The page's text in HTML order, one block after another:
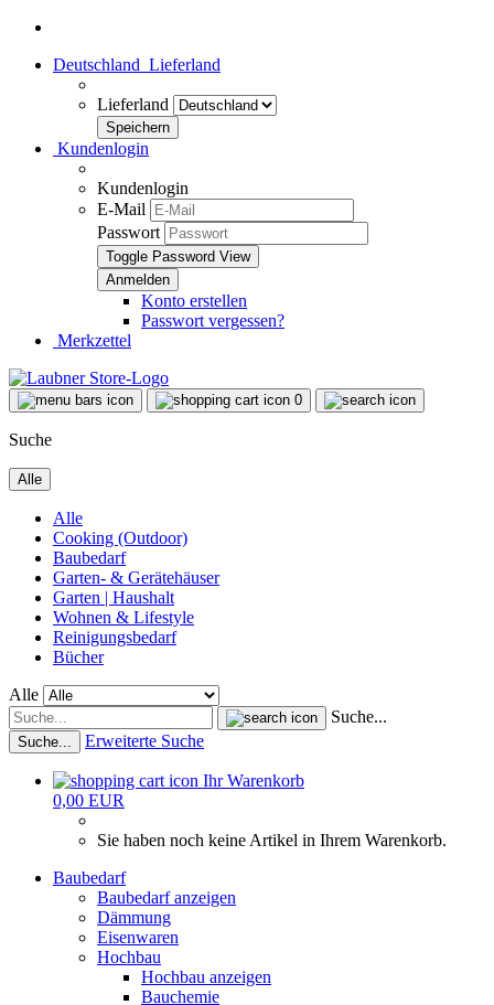
Deutschland Lieferland
Lieferland
Kundenlogin
Kundenlogin
E-Mail
Passwort
Toggle Password View
Konto erstellen
Passwort vergessen?
Merkzettel
0
Suche
Alle
Alle
Cooking (Outdoor)
Baubedarf
Garten- & Gerätehäuser
Garten | Haushalt
Wohnen & Lifestyle
Reinigungsbedarf
Bücher
Alle
Suche...
Suche... Erweiterte Suche
Ihr Warenkorb
0,00 EUR
Sie haben noch keine Artikel in Ihrem Warenkorb.
Baubedarf
Baubedarf anzeigen
Dämmung
Eisenwaren
Hochbau
Hochbau anzeigen
Bauchemie